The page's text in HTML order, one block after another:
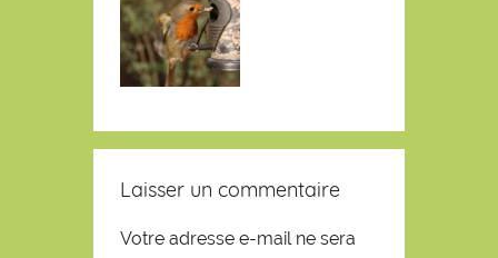
Laisser un commentaire
Votre adresse e-mail ne sera